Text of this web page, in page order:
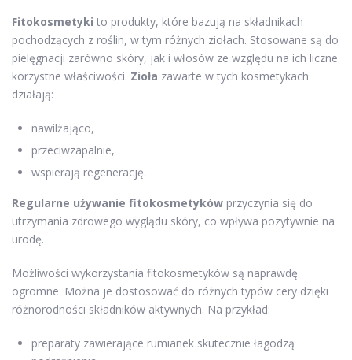
Fitokosmetyki to produkty, które bazują na składnikach
pochodzących z roślin, w tym różnych ziołach. Stosowane są do
pielęgnacji zarówno skóry, jak i włosów ze względu na ich liczne
korzystne właściwości. Zioła zawarte w tych kosmetykach
działają:
nawilżająco,
przeciwzapalnie,
wspierają regenerację.
Regularne używanie fitokosmetyków przyczynia się do
utrzymania zdrowego wyglądu skóry, co wpływa pozytywnie na
urodę.
Możliwości wykorzystania fitokosmetyków są naprawdę
ogromne. Można je dostosować do różnych typów cery dzięki
różnorodności składników aktywnych. Na przykład:
preparaty zawierające rumianek skutecznie łagodzą